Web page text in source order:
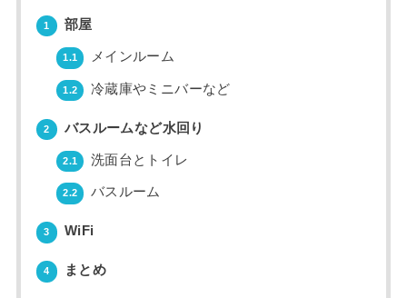
1 部屋
1.1 メインルーム
1.2 冷蔵庫やミニバーなど
2 バスルームなど水回り
2.1 洗面台とトイレ
2.2 バスルーム
3 WiFi
4 まとめ